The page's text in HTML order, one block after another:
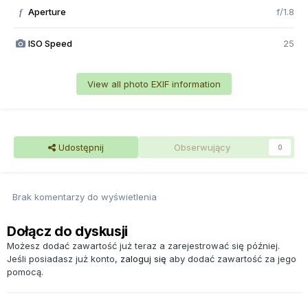
f Aperture f/1.8
ISO Speed 25
View all photo EXIF information
Udostępnij Obserwujący 0
Brak komentarzy do wyświetlenia
Dołącz do dyskusji
Możesz dodać zawartość już teraz a zarejestrować się później.
Jeśli posiadasz już konto, zaloguj się aby dodać zawartość za jego
pomocą.